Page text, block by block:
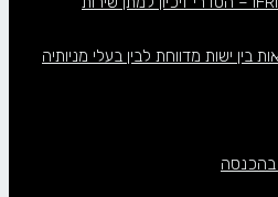
בין ישות מדווחת לבין בעלי מניותיה
בהכנסה